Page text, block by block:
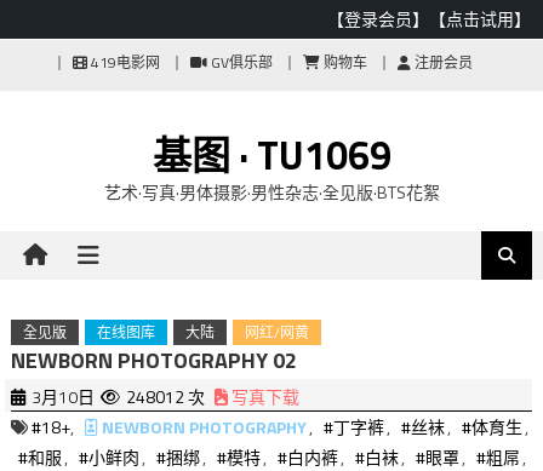
【登录会员】 【点击试用】
419电影网 GV俱乐部 购物车 注册会员
基图 · TU1069
艺术·写真·男体摄影·男性杂志·全见版·BTS花絮
全见版 在线图库 大陆 网红/网黄
NEWBORN PHOTOGRAPHY 02
3月10日 248012 次
写真下载
#18+, NEWBORN PHOTOGRAPHY, #丁字裤, #丝袜, #体育生,
#和服, #小鲜肉, #捆绑, #模特, #白内裤, #白袜, #眼罩, #粗屌,